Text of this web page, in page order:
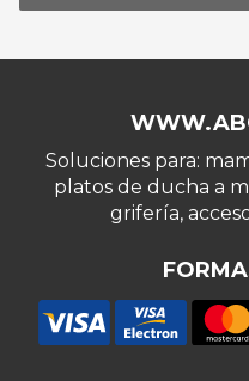
Soluciones para:
platos de ducha a
grifería,